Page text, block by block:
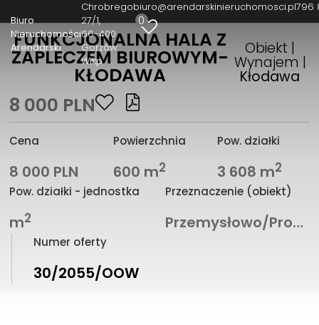
Biuro
Nieruchomości
Arendarski
Chrobrego
27/1
66-400
Gorzów
Wlkp
biuro@arendarskinieruchomosci.pl796
0
FUNKCJONALNA HALA Z
ZAPLECZEM BIUROWYM-
KŁODAWA
Obiekt |
Wynajem |
Kłodawa
8 000 PLN
Cena
8 000 PLN
Powierzchnia
600 m2
Pow. działki
3 608 m2
Pow. działki - jednostka
m2
Przeznaczenie (obiekt)
Przemysłowo/Produkcyjne
Numer oferty
30/2055/OOW